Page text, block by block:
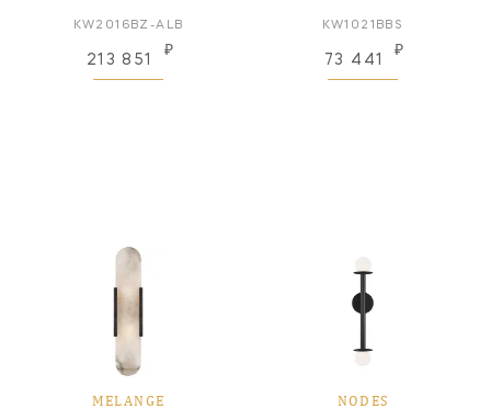
KW2016BZ-ALB
213 851
₽
KW1021BBS
73 441
₽
MELANGE NODES